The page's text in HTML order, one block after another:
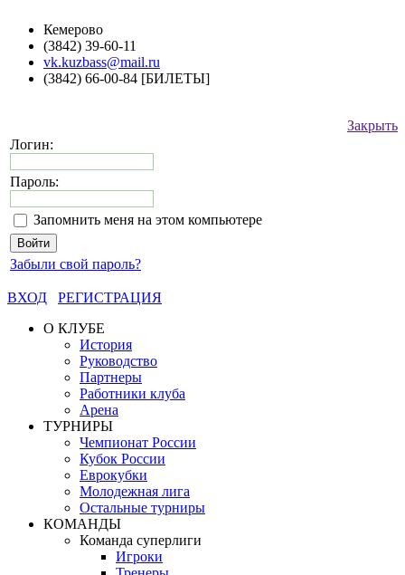
Кемерово
(3842) 39-60-11
vk.kuzbass@mail.ru
(3842) 66-00-84 [БИЛЕТЫ]
Закрыть
Логин:
Пароль:
Запомнить меня на этом компьютере
Забыли свой пароль?
ВХОД
РЕГИСТРАЦИЯ
О КЛУБЕ
История
Руководство
Партнеры
Работники клуба
Арена
ТУРНИРЫ
Чемпионат России
Кубок России
Еврокубки
Молодежная лига
Остальные турниры
КОМАНДЫ
Команда суперлиги
Игроки